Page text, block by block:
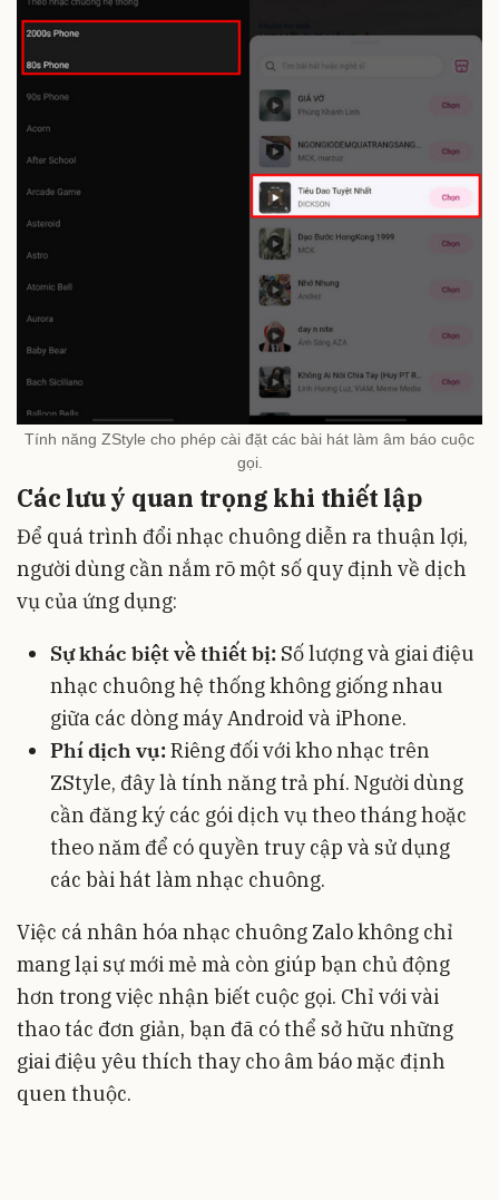
Tính năng ZStyle cho phép cài đặt các bài hát làm âm báo cuộc
gọi.
Các lưu ý quan trọng khi thiết lập
Để quá trình đổi nhạc chuông diễn ra thuận lợi,
người dùng cần nắm rõ một số quy định về dịch
vụ của ứng dụng:
Sự khác biệt về thiết bị: Số lượng và giai điệu
nhạc chuông hệ thống không giống nhau
giữa các dòng máy Android và iPhone.
Phí dịch vụ:Riêng đối với kho nhạc trên
ZStyle, đây là tính năng trả phí. Người dùng
cần đăng ký các gói dịch vụ theo tháng hoặc
theo năm để có quyền truy cập và sử dụng
các bài hát làm nhạc chuông.
Việc cá nhân hóa nhạc chuông Zalo không chỉ
mang lại sự mới mẻ mà còn giúp bạn chủ động
hơn trong việc nhận biết cuộc gọi. Chỉ với vài
thao tác đơn giản, bạn đã có thể sở hữu những
giai điệu yêu thích thay cho âm báo mặc định
quen thuộc.